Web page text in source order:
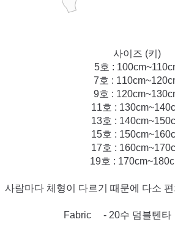
사이즈 (키)
5호 :
7호 :
9호 :
11호 :
13호 :
15호 :
17호 :
19호 :
사람마다 체형이 다르기 때문에 다소
Fabric - 20수 덤블텐타